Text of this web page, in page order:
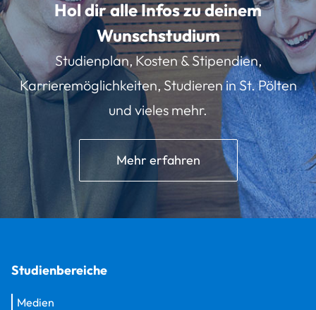
Hol dir alle Infos zu deinem
Wunschstudium
Studienplan, Kosten & Stipendien,
Karrieremöglichkeiten, Studieren in St. Pölten
und vieles mehr.
Mehr erfahren
Studienbereiche
Medien